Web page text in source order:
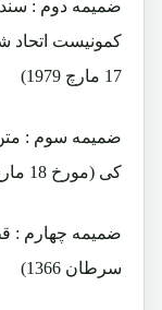
ضمیمه دوم :
کمونیست اتحاد
17 مارچ 1979)
ضمیمه سوم :
کی (مورخ 18 مارچ 1979)
سرطان 1366)